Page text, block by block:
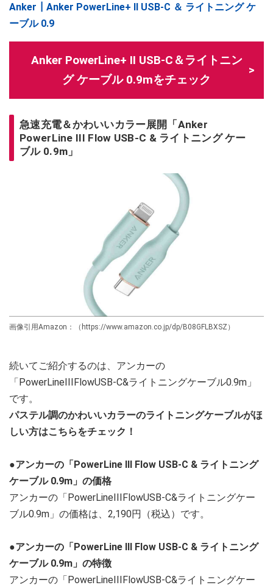
Anker┃Anker PowerLine+ II USB-C ＆ ライトニング ケ
ーブル 0.9
Anker PowerLine+ II USB-C＆ライトニン
グ ケーブル 0.9mをチェック
急速充電＆かわいいカラー展開「Anker
PowerLine III Flow USB-C & ライトニング ケー
ブル 0.9m」
画像引用Amazon：（https://www.amazon.co.jp/dp/B08GFLBXSZ）
続いてご紹介するのは、アンカーの
「PowerLineIIIFlowUSB-C&ライトニングケーブル0.9m」
です。
パステル調のかわいいカラーのライトニングケーブルがほ
しい方はこちらをチェック！
●アンカーの「PowerLine III Flow USB-C & ライトニング
ケーブル 0.9m」の価格
アンカーの「PowerLineIIIFlowUSB-C&ライトニングケー
ブル0.9m」の価格は、2,190円（税込）です。
●アンカーの「PowerLine III Flow USB-C & ライトニング
ケーブル 0.9m」の特徴
アンカーの「PowerLineIIIFlowUSB-C&ライトニングケー